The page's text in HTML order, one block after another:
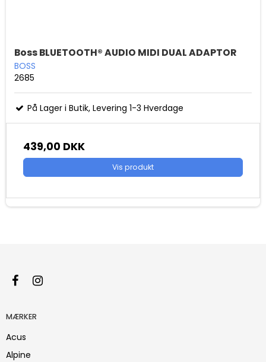
Boss BLUETOOTH® AUDIO MIDI DUAL ADAPTOR
BOSS
2685
På Lager i Butik, Levering 1-3 Hverdage
439,00 DKK
Vis produkt
MÆRKER
Acus
Alpine